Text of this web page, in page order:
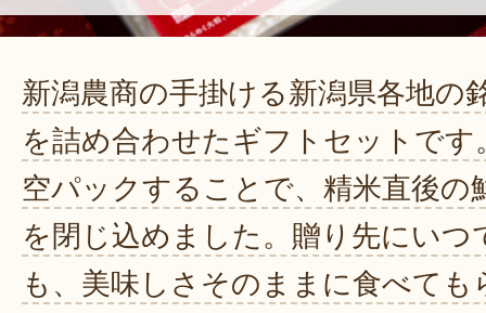
新潟農商の手掛ける新潟県各地の
を詰め合わせたギフトセットです
空パックすることで、精米直後の
を閉じ込めました。贈り先にいつ
も、美味しさそのままに食べても